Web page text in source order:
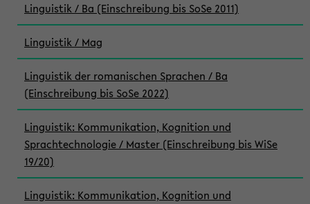
Linguistik / Ba (Einschreibung bis SoSe 2011)
Linguistik / Mag
Linguistik der romanischen Sprachen / Ba
(Einschreibung bis SoSe 2022)
Linguistik: Kommunikation, Kognition und
Sprachtechnologie / Master (Einschreibung bis WiSe
19/20)
Linguistik: Kommunikation, Kognition und